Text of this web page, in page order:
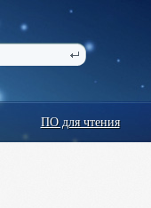
ПО для чтения